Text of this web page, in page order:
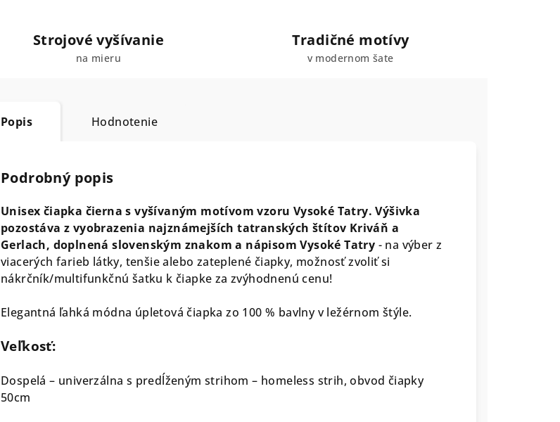
Strojové vyšívanie
na mieru
Tradičné motívy
v modernom šate
Popis Hodnotenie
Podrobný popis
Unisex čiapka čierna s vyšívaným motívom vzoru Vysoké Tatry.Výšivka
pozostáva z vyobrazenia najznámejších tatranských štítov Kriváň a
Gerlach, doplnená slovenským znakom a nápisom Vysoké Tatry - na výber z
viacerých farieb látky, tenšie alebo zateplené čiapky, možnosť zvoliť si
nákrčník/multifunkčnú šatku k čiapke za zvýhodnenú cenu!
Elegantná ľahká módna úpletová čiapka zo 100 % bavlny v ležérnom štýle.
Veľkosť:
Dospelá – univerzálna s predĺženým strihom – homeless strih, obvod čiapky
50cm